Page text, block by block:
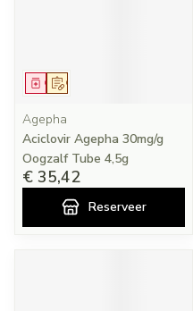
Op voorschrift
Geneesmiddel
Agepha
Aciclovir Agepha 30mg/g
Oogzalf Tube 4,5g
€ 35,42
Reserveer